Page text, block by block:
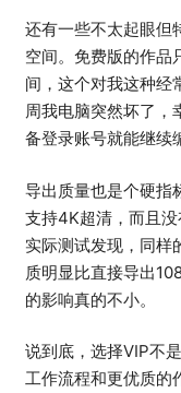
还有一些不太起眼但
空间。免费版的作品
间，这个对我这种经
周我电脑突然坏了，
备登录账号就能继续
导出质量也是个硬指
支持4K超清，而且
实际测试发现，同样
质明显比直接导出
的影响真的不小。
说到底，选择VIP不
工作流程和更优质的